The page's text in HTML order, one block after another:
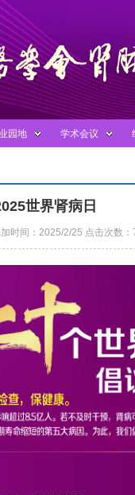
园地 学术会议
世界肾病日
时间：2025/2/25 点击次数